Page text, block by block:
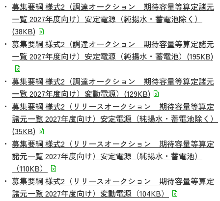
募集要綱 様式2（調達オークション 期待容量等算定諸元
一覧 2027年度向け）安定電源（純揚水・蓄電池除く）
(38KB)
募集要綱 様式2（調達オークション 期待容量等算定諸元
一覧 2027年度向け）安定電源（純揚水・蓄電池）(195KB)
募集要綱 様式2（調達オークション 期待容量等算定諸元
一覧 2027年度向け）変動電源）(129KB)
募集要綱 様式2（リリースオークション 期待容量等算定
諸元一覧 2027年度向け）安定電源（純揚水・蓄電池除く）
(35KB)
募集要綱 様式2（リリースオークション 期待容量等算定
諸元一覧 2027年度向け）安定電源（純揚水・蓄電池）
（110KB）
募集要綱 様式2（リリースオークション 期待容量等算定
諸元一覧 2027年度向け）変動電源（104KB）